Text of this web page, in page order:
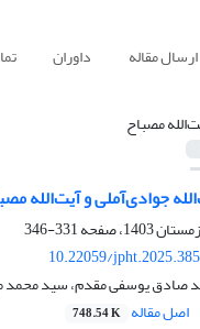
ارسال مقاله داوران
مصباح
جوادی‌آملی و آیت‌الله
331-346
10.22059/
صادق یوسفی مقدم، سید
اصل مقاله 748.54 K